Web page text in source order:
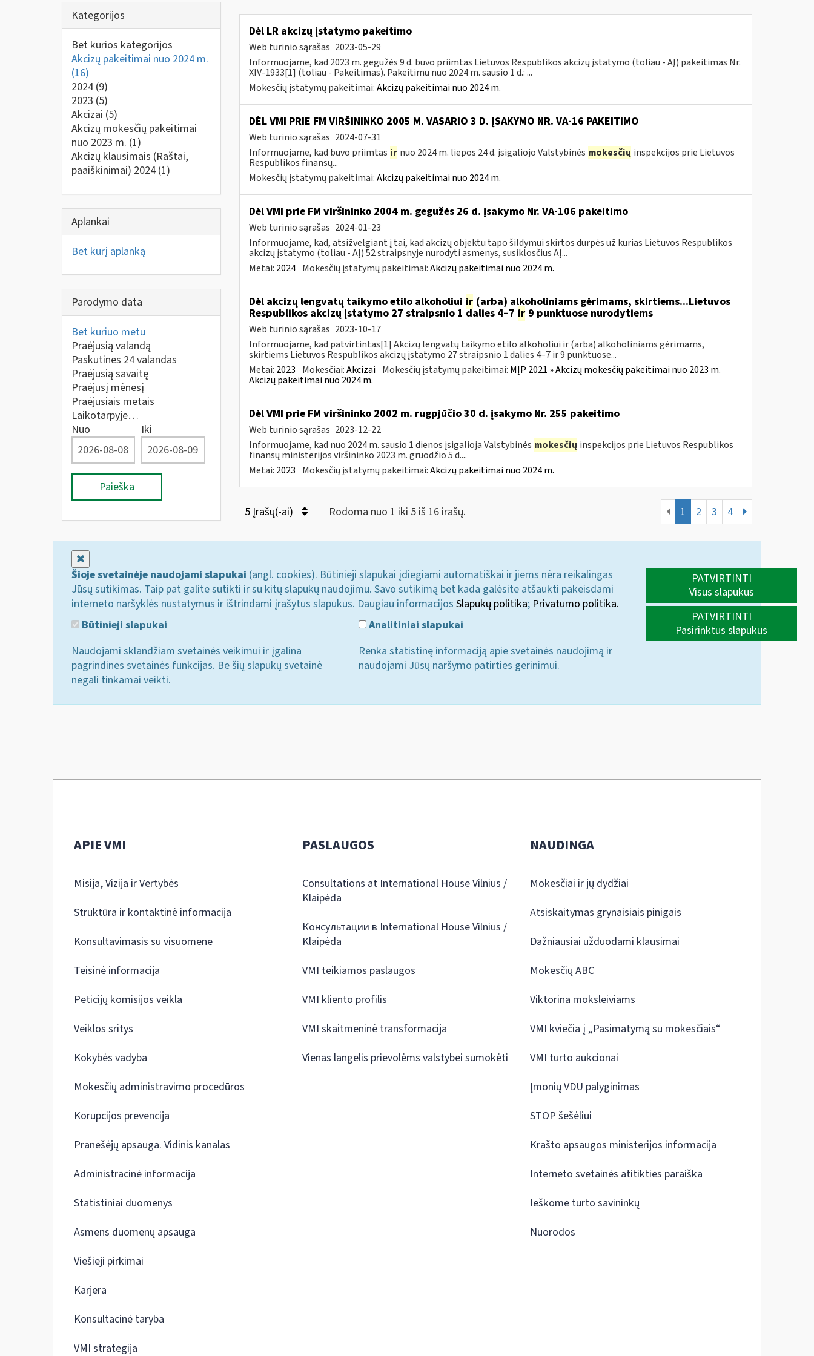
Kategorijos
Bet kurios kategorijos
Akcizų pakeitimai nuo 2024 m.
(16)
2024 (9)
2023 (5)
Akcizai (5)
Akcizų mokesčių pakeitimai
nuo 2023 m. (1)
Akcizų klausimais (Raštai,
paaiškinimai) 2024 (1)
Aplankai
Bet kurį aplanką
Parodymo data
Bet kuriuo metu
Praėjusią valandą
Paskutines 24 valandas
Praėjusią savaitę
Praėjusį mėnesį
Praėjusiais metais
Laikotarpyje…
Nuo
Iki
Paieška
Dėl LR akcizų įstatymo pakeitimo
Web turinio sąrašas 2023-05-29
Informuojame, kad 2023 m. gegužės 9 d. buvo priimtas Lietuvos Respublikos akcizų įstatymo (toliau - AĮ) pakeitimas Nr.
XIV-1933[1] (toliau - Pakeitimas). Pakeitimu nuo 2024 m. sausio 1 d.: ...
Mokesčių įstatymų pakeitimai:Akcizų pakeitimai nuo 2024 m.
DĖL VMI PRIE FM VIRŠININKO 2005 M. VASARIO 3 D. ĮSAKYMO NR. VA-16 PAKEITIMO
Web turinio sąrašas 2024-07-31
Informuojame, kad buvo priimtas ir nuo 2024 m. liepos 24 d. įsigaliojo Valstybinės mokesčių inspekcijos prie Lietuvos
Respublikos finansų...
Mokesčių įstatymų pakeitimai:Akcizų pakeitimai nuo 2024 m.
Dėl VMI prie FM viršininko 2004 m. gegužės 26 d. įsakymo Nr. VA-106 pakeitimo
Web turinio sąrašas 2024-01-23
Informuojame, kad, atsižvelgiant į tai, kad akcizų objektu tapo šildymui skirtos durpės už kurias Lietuvos Respublikos
akcizų įstatymo (toliau - AĮ) 52 straipsnyje nurodyti asmenys, susiklosčius AĮ...
Metai: 2024 Mokesčių įstatymų pakeitimai:Akcizų pakeitimai nuo 2024 m.
Dėl akcizų lengvatų taikymo etilo alkoholiui ir(arba) alkoholiniams gėrimams, skirtiems...Lietuvos
Respublikos akcizų įstatymo 27 straipsnio 1 dalies 4–7 ir9 punktuose nurodytiems
Web turinio sąrašas 2023-10-17
Informuojame, kad patvirtintas[1] Akcizų lengvatų taikymo etilo alkoholiui ir (arba) alkoholiniams gėrimams,
skirtiems Lietuvos Respublikos akcizų įstatymo 27 straipsnio 1 dalies 4–7 ir 9 punktuose...
Metai: 2023 Mokesčiai:Akcizai Mokesčių įstatymų pakeitimai: MĮP 2021 » Akcizų mokesčių pakeitimai nuo 2023 m.
Akcizų pakeitimai nuo 2024 m.
Dėl VMI prie FM viršininko 2002 m. rugpjūčio 30 d. įsakymo Nr. 255 pakeitimo
Web turinio sąrašas 2023-12-22
Informuojame, kad nuo 2024 m. sausio 1 dienos įsigalioja Valstybinės mokesčių inspekcijos prie Lietuvos Respublikos
finansų ministerijos viršininko 2023 m. gruodžio 5 d....
Metai: 2023 Mokesčių įstatymų pakeitimai:Akcizų pakeitimai nuo 2024 m.
5 Įrašų(-ai) Rodoma nuo 1 iki 5 iš 16 irašų. 1 2 3 4
Šioje svetainėje naudojami slapukai (angl. cookies). Būtinieji slapukai įdiegiami automatiškai ir jiems nėra reikalingas
Jūsų sutikimas. Taip pat galite sutikti ir su kitų slapukų naudojimu. Savo sutikimą bet kada galėsite atšaukti pakeisdami
interneto naršyklės nustatymus ir ištrindami įrašytus slapukus. Daugiau informacijos Slapukų politika; Privatumo politika.
Būtinieji slapukai
Naudojami sklandžiam svetainės veikimui ir įgalina
pagrindines svetainės funkcijas. Be šių slapukų svetainė
negali tinkamai veikti.
Analitiniai slapukai
Renka statistinę informaciją apie svetainės naudojimą ir
naudojami Jūsų naršymo patirties gerinimui.
PATVIRTINTI
Visus slapukus
PATVIRTINTI
Pasirinktus slapukus
APIE VMI
Misija, Vizija ir Vertybės
Struktūra ir kontaktinė informacija
Konsultavimasis su visuomene
Teisinė informacija
Peticijų komisijos veikla
Veiklos sritys
Kokybės vadyba
Mokesčių administravimo procedūros
Korupcijos prevencija
Pranešėjų apsauga. Vidinis kanalas
Administracinė informacija
Statistiniai duomenys
Asmens duomenų apsauga
Viešieji pirkimai
Karjera
Konsultacinė taryba
VMI strategija
PASLAUGOS
Consultations at International House Vilnius /
Klaipėda
Консультации в International House Vilnius /
Klaipėda
VMI teikiamos paslaugos
VMI kliento profilis
VMI skaitmeninė transformacija
Vienas langelis prievolėms valstybei sumokėti
NAUDINGA
Mokesčiai ir jų dydžiai
Atsiskaitymas grynaisiais pinigais
Dažniausiai užduodami klausimai
Mokesčių ABC
Viktorina moksleiviams
VMI kviečia į „Pasimatymą su mokesčiais“
VMI turto aukcionai
Įmonių VDU palyginimas
STOP šešėliui
Krašto apsaugos ministerijos informacija
Interneto svetainės atitikties paraiška
Ieškome turto savininkų
Nuorodos